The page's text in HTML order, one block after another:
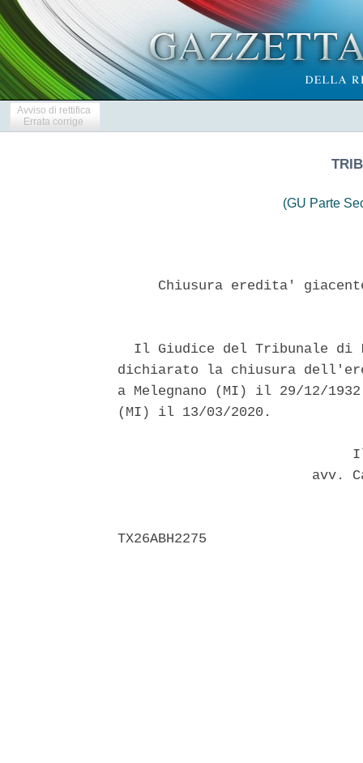
Avviso di rettifica
Errata corrige
(GU Parte
Chiusura eredita'
Il Giudice del Tribunale di
dichiarato la chiusura
a Melegnano (MI) il 29/12/
(MI) il 13/03/2020.
avv.